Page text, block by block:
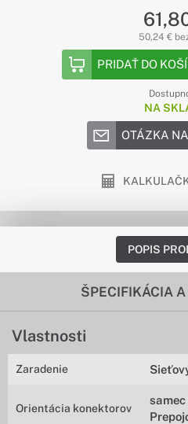
50,24 €
PRIDAŤ DO
NA
OTÁZKA
POPIS
ŠPECIFIKÁCIA
Vlastnosti
Zaradenie
Orientácia konektorov
samec